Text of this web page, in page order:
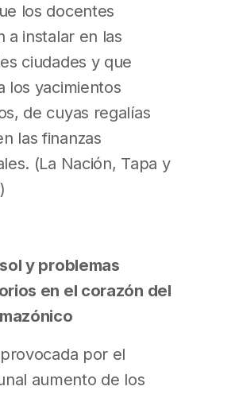
los docentes
a instalar en las
ciudades y que
los yacimientos
de cuyas regalías
las finanzas
(La Nación, Tapa y
y problemas
en el corazón del
por el
aumento de los